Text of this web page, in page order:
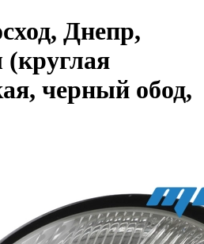
Днепр,
черный обод,